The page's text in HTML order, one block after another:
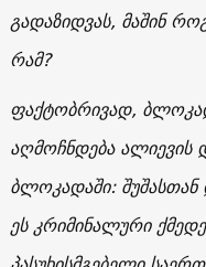
გადაზიდვას, მაშინ
რამ?
ფაქტობრივად,
აღმოჩნდება
ბლოკადაში: შუშასთან
ეს კრიმინალური